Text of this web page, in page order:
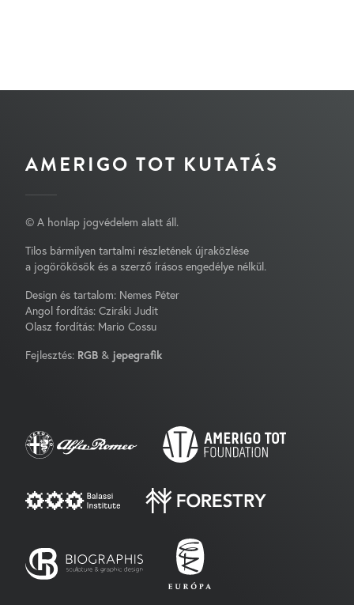
AMERIGO TOT KUTATÁS
© A honlap jogvédelem alatt áll.
Tilos bármilyen tartalmi részletének újraközlése
a jogörökösök és a szerző írásos engedélye nélkül.
Design és tartalom: Nemes Péter
Angol fordítás: Cziráki Judit
Olasz fordítás: Mario Cossu
Fejlesztés: RGB & jepegrafik